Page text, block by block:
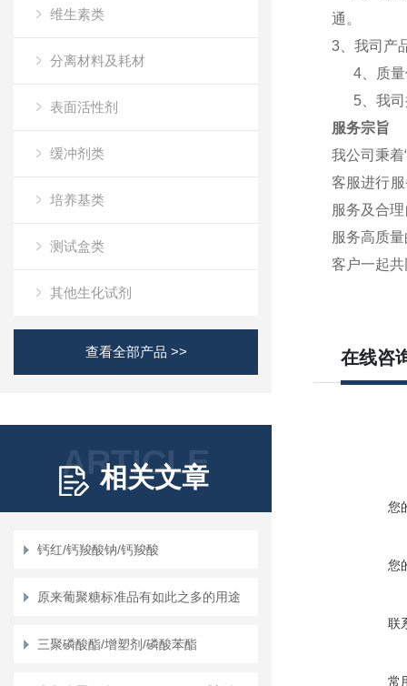
维生素类
分离材料及耗材
表面活性剂
缓冲剂类
培养基类
测试盒类
其他生化试剂
查看全部产品 >>
ARTICLE
相关文章
钙红/钙羧酸钠/钙羧酸
原来葡聚糖标准品有如此之多的用途
三聚磷酸酯/增塑剂/磷酸苯酯
通 。
3、我司产
4、质量
5、我司
服务宗旨
我公司秉
客服进行
服务及合
服务高质
客户一起
在线咨
您
您
联
常